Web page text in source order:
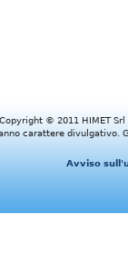
Copyright © 2011 HIMET
carattere divulgativo.
Avviso